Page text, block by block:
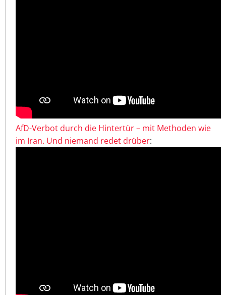
AfD-Verbot durch die Hintertür – mit Methoden wie
im Iran. Und niemand redet drüber: